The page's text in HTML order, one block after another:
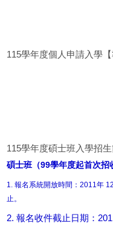
115學年度個人申請入學
115學年度碩士班入學招
碩士班（99學年度起首次招
1. 報名系統開放時間：2011年
止。
2. 報名收件截止日期：